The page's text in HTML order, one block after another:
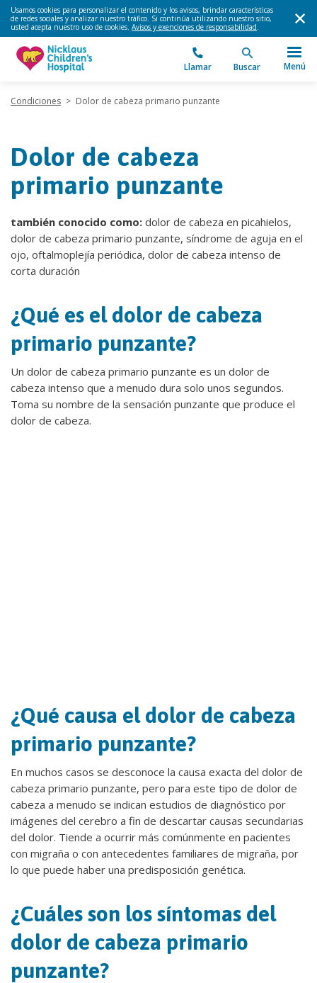
Usamos cookies para personalizar el contenido y los avisos, brindar características
de redes sociales y analizar nuestro tráfico. Si continúa utilizando nuestro sitio,
usted acepta nuestro uso de cookies. Avisos y exenciones de responsabilidad.
Llamar Buscar Menú
Condiciones > Dolor de cabeza primario punzante
Dolor de cabeza
primario punzante
también conocido como: dolor de cabeza en picahielos,
dolor de cabeza primario punzante, síndrome de aguja en el
ojo, oftalmoplejía periódica, dolor de cabeza intenso de
corta duración
¿Qué es el dolor de cabeza
primario punzante?
Un dolor de cabeza primario punzante es un dolor de
cabeza intenso que a menudo dura solo unos segundos.
Toma su nombre de la sensación punzante que produce el
dolor de cabeza.
¿Qué causa el dolor de cabeza
primario punzante?
En muchos casos se desconoce la causa exacta del dolor de
cabeza primario punzante, pero para este tipo de dolor de
cabeza a menudo se indican estudios de diagnóstico por
imágenes del cerebro a fin de descartar causas secundarias
del dolor. Tiende a ocurrir más comúnmente en pacientes
con migraña o con antecedentes familiares de migraña, por
lo que puede haber una predisposición genética.
¿Cuáles son los síntomas del
dolor de cabeza primario
punzante?